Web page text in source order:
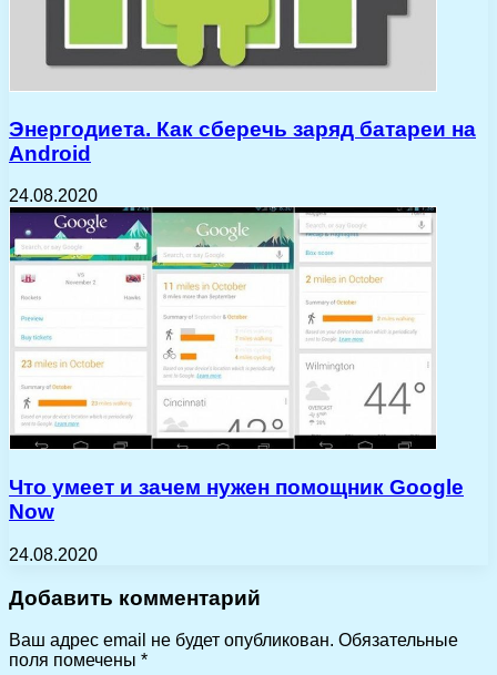
Энергодиета. Как сберечь заряд батареи на
Android
24.08.2020
Что умеет и зачем нужен помощник Google
Now
24.08.2020
Добавить комментарий
Ваш адрес email не будет опубликован. Обязательные
поля помечены *